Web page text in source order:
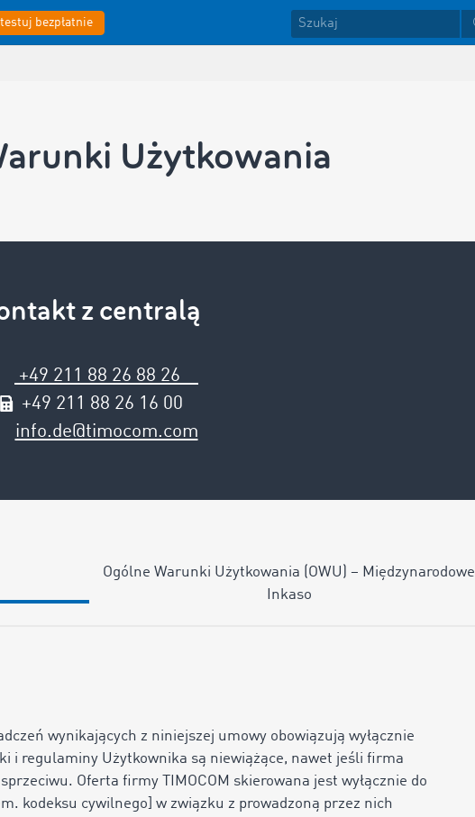
bezpłatnie
Użytkowania
z centralą
+49 211 88 26 88 26
+49 211 88 26 16 00
info.de@timocom.com
Ogólne Warunki Użytkowania (OWU) – Międzynarodowe
Inkaso
wynikających z niniejszej umowy obowiązują wyłącznie
i regulaminy Użytkownika są niewiążące, nawet jeśli firma
Oferta firmy TIMOCOM skierowana jest wyłącznie do
kodeksu cywilnego] w związku z prowadzoną przez nich